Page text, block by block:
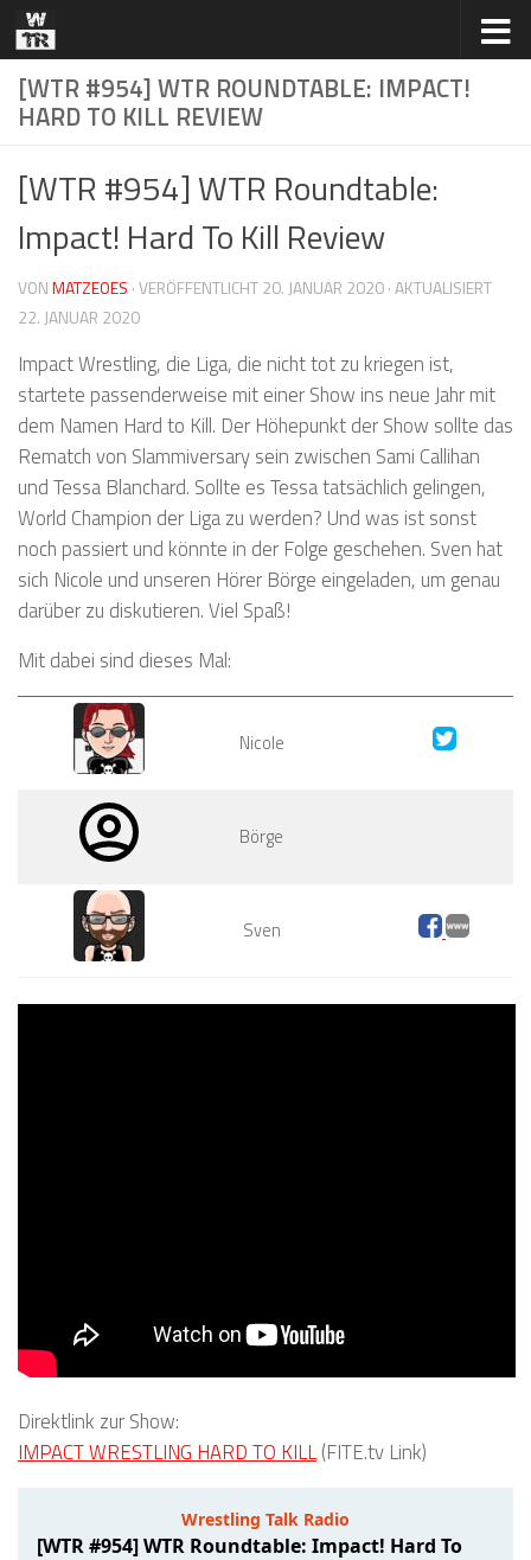
Zum Inhalt springen
[WTR #954] WTR ROUNDTABLE: IMPACT!
HARD TO KILL REVIEW
[WTR #954] WTR Roundtable:
Impact! Hard To Kill Review
VONMATZEOES · VERÖFFENTLICHT20. JANUAR 2020· AKTUALISIERT
22. JANUAR 2020
Impact Wrestling, die Liga, die nicht tot zu kriegen ist,
startete passenderweise mit einer Show ins neue Jahr mit
dem Namen Hard to Kill. Der Höhepunkt der Show sollte das
Rematch von Slammiversary sein zwischen Sami Callihan
und Tessa Blanchard. Sollte es Tessa tatsächlich gelingen,
World Champion der Liga zu werden? Und was ist sonst
noch passiert und könnte in der Folge geschehen. Sven hat
sich Nicole und unseren Hörer Börge eingeladen, um genau
darüber zu diskutieren. Viel Spaß!
Mit dabei sind dieses Mal:
Nicole
Börge
Sven
Direktlink zur Show:
IMPACT WRESTLING HARD TO KILL(FITE.tv Link)